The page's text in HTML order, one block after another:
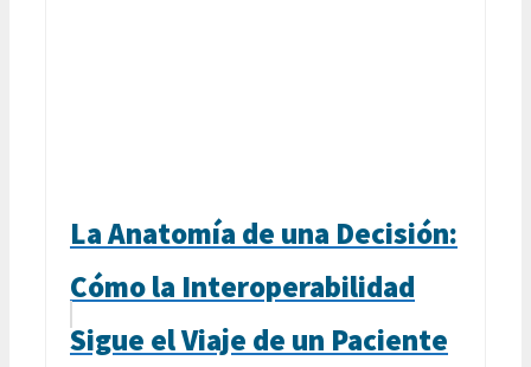
La Anatomía de una Decisión:
Cómo la Interoperabilidad
Sigue el Viaje de un Paciente